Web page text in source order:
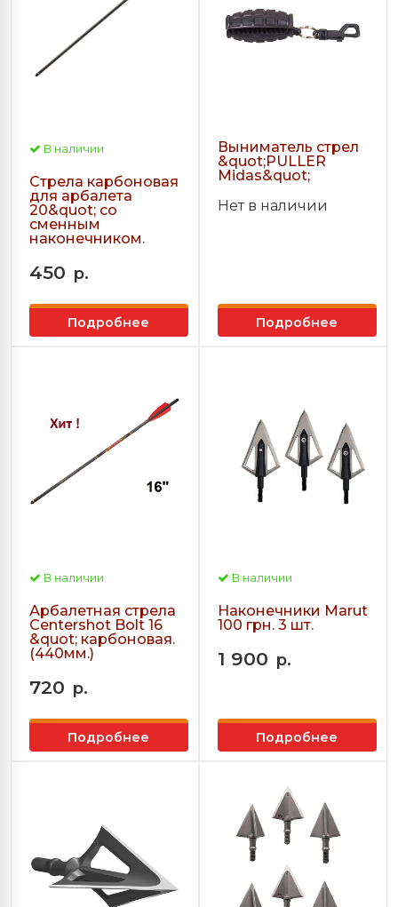
В наличии
Стрела карбоновая
для арбалета
20&quot; со
сменным
наконечником.
450 р.
Подробнее
Выниматель стрел
&quot;PULLER
Midas&quot;
Нет в наличии
Подробнее
В наличии
Арбалетная стрела
Centershot Bolt 16
&quot; карбоновая.
(440мм.)
720 р.
Подробнее
В наличии
Наконечники Marut
100 грн. 3 шт.
1 900 р.
Подробнее